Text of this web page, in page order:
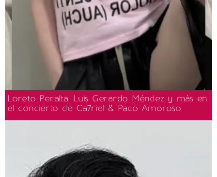
Loreto Peralta, Luis Gerardo Méndez y más en
el concierto de Ca7riel & Paco Amoroso